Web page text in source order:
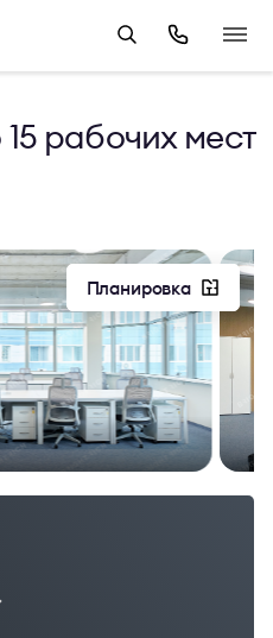
рабочих мест
Планировка